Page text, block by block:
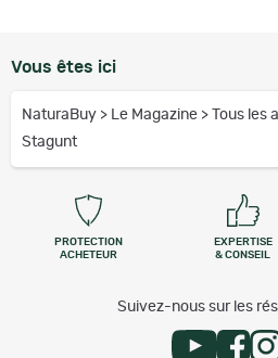
Vous êtes ici
NaturaBuy > Le Magazine > Tous les
Stagunt
PROTECTION
ACHETEUR
EXPERTISE
& CONSEIL
Suivez-nous sur les